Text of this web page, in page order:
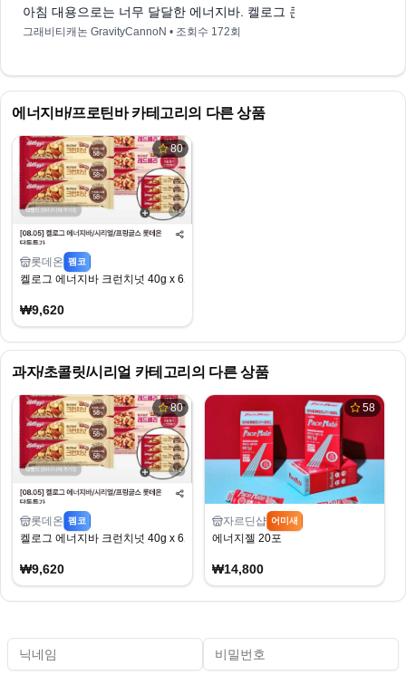
아침 대용으로는 너무 달달한 에너지바. 켈로그 콘푸로스트바
그래비티캐논 GravityCannoN • 조회수 172회
에너지바/프로틴바카테고리의 다른 상품
80
롯데온 펨코
켈로그 에너지바 크런치넛 40g x 6개 + 레드베리 35g x 6개 + 증정 4개 (카드)
₩9,620
과자/초콜릿/시리얼 카테고리의 다른 상품
80
롯데온 펨코
켈로그 에너지바 크런치넛 40g x 6개 + 레드베리 35g x 6개 + 증정 4개 (카드)
₩9,620
58
자르딘샵 어미새
에너지젤 20포
₩14,800